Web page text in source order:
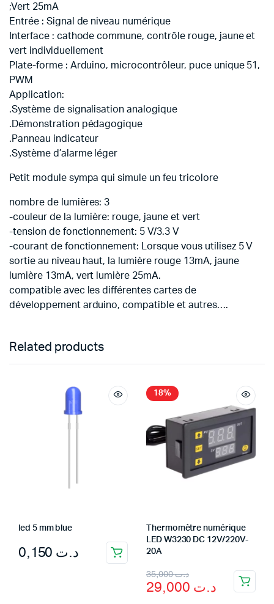
;Vert 25mA
Entrée : Signal de niveau numérique
Interface : cathode commune, contrôle rouge, jaune et
vert individuellement
Plate-forme : Arduino, microcontrôleur, puce unique 51,
PWM
Application:
.Système de signalisation analogique
.Démonstration pédagogique
.Panneau indicateur
.Système d’alarme léger
Petit module sympa qui simule un feu tricolore
nombre de lumières: 3
-couleur de la lumière: rouge, jaune et vert
-tension de fonctionnement: 5 V/3.3 V
-courant de fonctionnement: Lorsque vous utilisez 5 V
sortie au niveau haut, la lumière rouge 13mA, jaune
lumière 13mA, vert lumière 25mA.
compatible avec les différentes cartes de
développement arduino, compatible et autres….
Related products
led 5 mm blue
د.ت
18%
Thermomètre numérique
LED W3230 DC 12V/220V-
20A
د.ت35,000
Original
price
د.ت
Current
price